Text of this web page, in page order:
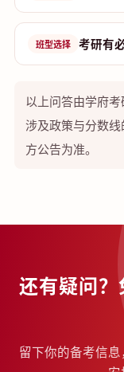
班型选择 考研有
以上问答由学府考
涉及政策与分数
方公告为准。
还有疑问
留下你的备考信息